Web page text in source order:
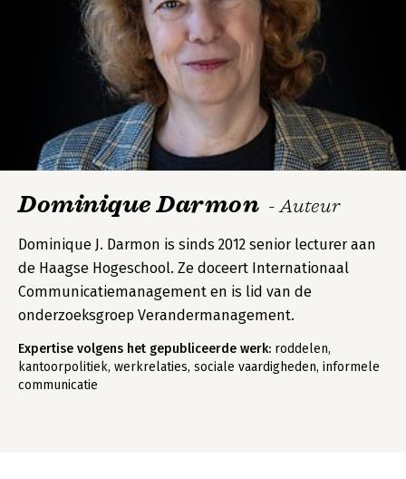
Dominique Darmon - Auteur
Dominique J. Darmon is sinds 2012 senior lecturer aan
de Haagse Hogeschool. Ze doceert Internationaal
Communicatiemanagement en is lid van de
onderzoeksgroep Verandermanagement.
Expertise volgens het gepubliceerde werk: roddelen,
kantoorpolitiek, werkrelaties, sociale vaardigheden, informele
communicatie